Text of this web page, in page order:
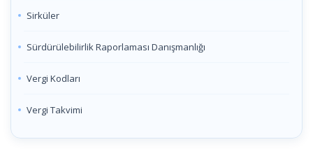
Sirküler
Sürdürülebilirlik Raporlaması Danışmanlığı
Vergi Kodları
Vergi Takvimi